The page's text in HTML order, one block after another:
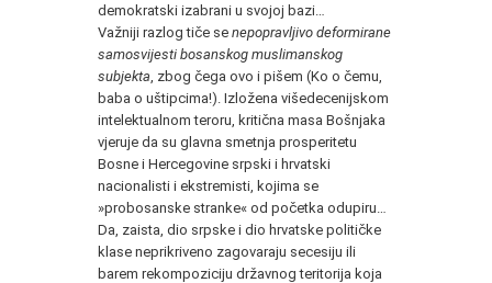
demokratski izabrani u svojoj bazi…
Važniji razlog tiče se nepopravljivo deformirane
samosvijesti bosanskog muslimanskog
subjekta , zbog čega ovo i pišem (Ko o čemu,
baba o uštipcima!). Izložena višedecenijskom
intelektualnom teroru, kritična masa Bošnjaka
vjeruje da su glavna smetnja prosperitetu
Bosne i Hercegovine srpski i hrvatski
nacionalisti i ekstremisti, kojima se
»probosanske stranke« od početka odupiru…
Da, zaista, dio srpske i dio hrvatske političke
klase neprikriveno zagovaraju secesiju ili
barem rekompoziciju državnog teritorija koja